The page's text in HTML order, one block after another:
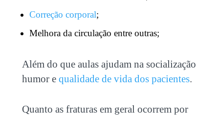
Correção corporal;
Melhora da circulação entre outras;
Além do que aulas ajudam na socialização
humor e qualidade de vida dos pacientes.
Quanto as fraturas em geral ocorrem por